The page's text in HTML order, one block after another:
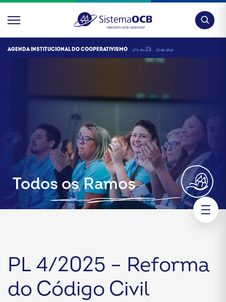
AGENDA INSTITUCIONAL DO COOPERATIVISMO
Todos os Ramos
PL 4/2025 – Reforma
do Código Civil